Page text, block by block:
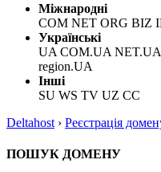
Міжнародні
COM NET ORG BIZ
Українські
UA COM.UA
region.UA
Інші
SU WS TV UZ CC
Deltahost › Реєстрація
ПОШУК ДОМЕНУ